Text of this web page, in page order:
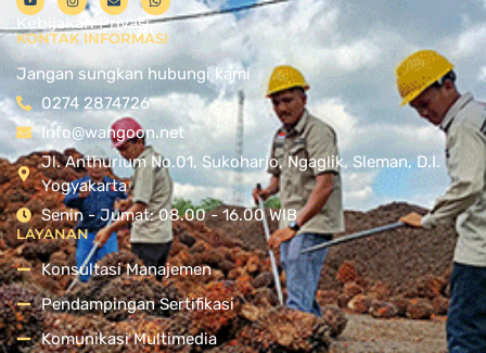
Kebijakan Privasi
KONTAK INFORMASI
Jangan sungkan hubungi kami
0274 2874726
Info@wangoon.net
Jl. Anthurium No.01, Sukoharjo, Ngaglik, Sleman, D.I.
Yogyakarta
Senin - Jumat: 08.00 - 16.00 WIB
LAYANAN
Konsultasi Manajemen
Pendampingan Sertifikasi
Komunikasi Multimedia